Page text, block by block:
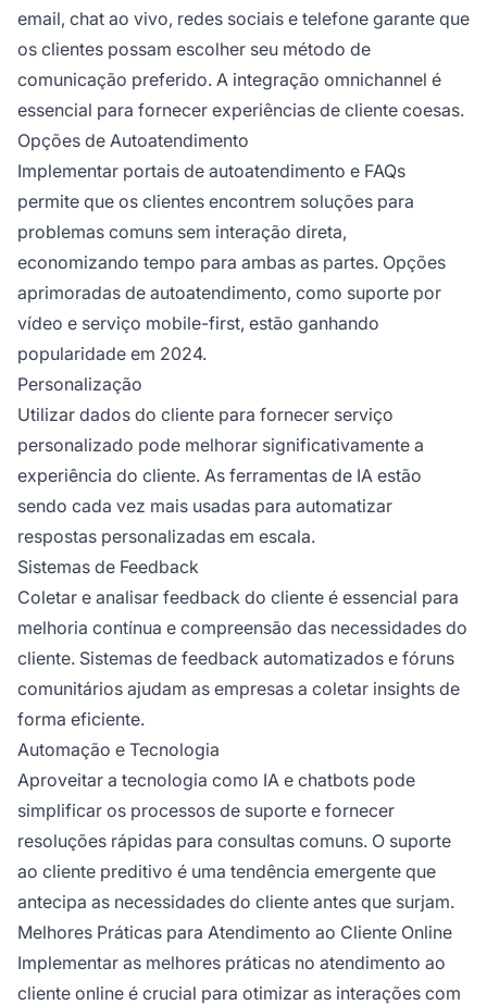
email, chat ao vivo, redes sociais e telefone garante que
os clientes possam escolher seu método de
comunicação preferido. A integração omnichannel é
essencial para fornecer experiências de cliente coesas.
Opções de Autoatendimento
Implementar portais de autoatendimento e FAQs
permite que os clientes encontrem soluções para
problemas comuns sem interação direta,
economizando tempo para ambas as partes. Opções
aprimoradas de autoatendimento, como suporte por
vídeo e serviço mobile-first, estão ganhando
popularidade em 2024.
Personalização
Utilizar dados do cliente para fornecer serviço
personalizado pode melhorar significativamente a
experiência do cliente. As ferramentas de IA estão
sendo cada vez mais usadas para automatizar
respostas personalizadas em escala.
Sistemas de Feedback
Coletar e analisar feedback do cliente é essencial para
melhoria contínua e compreensão das necessidades do
cliente. Sistemas de feedback automatizados e fóruns
comunitários ajudam as empresas a coletar insights de
forma eficiente.
Automação e Tecnologia
Aproveitar a tecnologia como IA e chatbots pode
simplificar os processos de suporte e fornecer
resoluções rápidas para consultas comuns. O suporte
ao cliente preditivo é uma tendência emergente que
antecipa as necessidades do cliente antes que surjam.
Melhores Práticas para Atendimento ao Cliente Online
Implementar as melhores práticas no atendimento ao
cliente online é crucial para otimizar as interações com